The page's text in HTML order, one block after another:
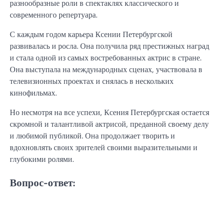
разнообразные роли в спектаклях классического и
современного репертуара.
С каждым годом карьера Ксении Петербургской
развивалась и росла. Она получила ряд престижных наград
и стала одной из самых востребованных актрис в стране.
Она выступала на международных сценах, участвовала в
телевизионных проектах и снялась в нескольких
кинофильмах.
Но несмотря на все успехи, Ксения Петербургская остается
скромной и талантливой актрисой, преданной своему делу
и любимой публикой. Она продолжает творить и
вдохновлять своих зрителей своими выразительными и
глубокими ролями.
Вопрос-ответ: